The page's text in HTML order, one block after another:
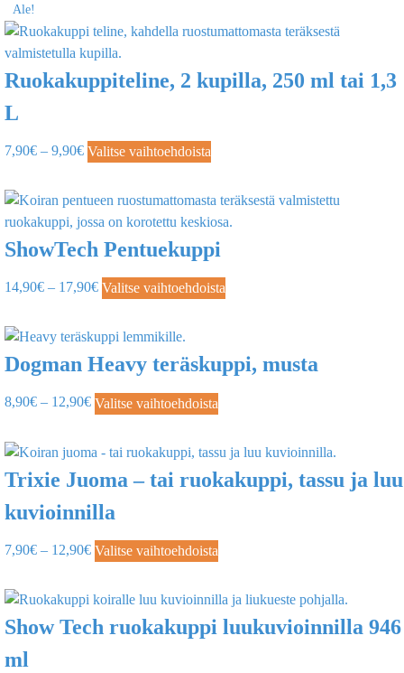
Ale!
Ruokakuppiteline, 2 kupilla, 250 ml tai 1,3
L
7,90€ – 9,90€ Valitse vaihtoehdoista
ShowTech Pentuekuppi
14,90€ – 17,90€ Valitse vaihtoehdoista
Dogman Heavy teräskuppi, musta
8,90€ – 12,90€ Valitse vaihtoehdoista
Trixie Juoma – tai ruokakuppi, tassu ja luu
kuvioinnilla
7,90€ – 12,90€ Valitse vaihtoehdoista
Show Tech ruokakuppi luukuvioinnilla 946
ml